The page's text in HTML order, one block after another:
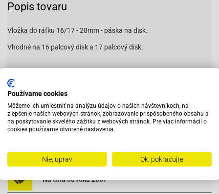
Popis tovaru
Vložka do ráfku 16/17 - 28mm - páska na disk.
Vhodné na 16 palcový disk a 17 palcový disk.
MO505-04
Vybavený servis s odborným vyškoleným personálom
Na trhu od roku 2007
Používame cookies
Môžeme ich umiestniť na analýzu údajov o našich návštevníkoch, na
zlepšenie našich webových stránok, zobrazovanie prispôsobeného obsahu a
na poskytovanie skvelého zážitku z webových stránok. Pre viac informácií o
cookies používame otvorené nastavenia.
Nie, uprav Ok, pokračujte